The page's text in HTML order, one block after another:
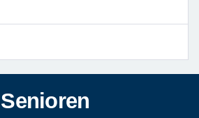
Senioren